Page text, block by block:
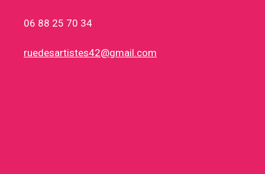
06 88 25 70 34
ruedesartistes42@gmail.com